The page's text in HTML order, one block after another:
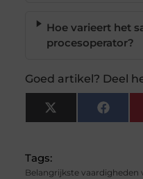
Hoe varieert het
procesoperator?
Goed artikel? Deel
X
(Twitter)
Tags:
Belangrijkste